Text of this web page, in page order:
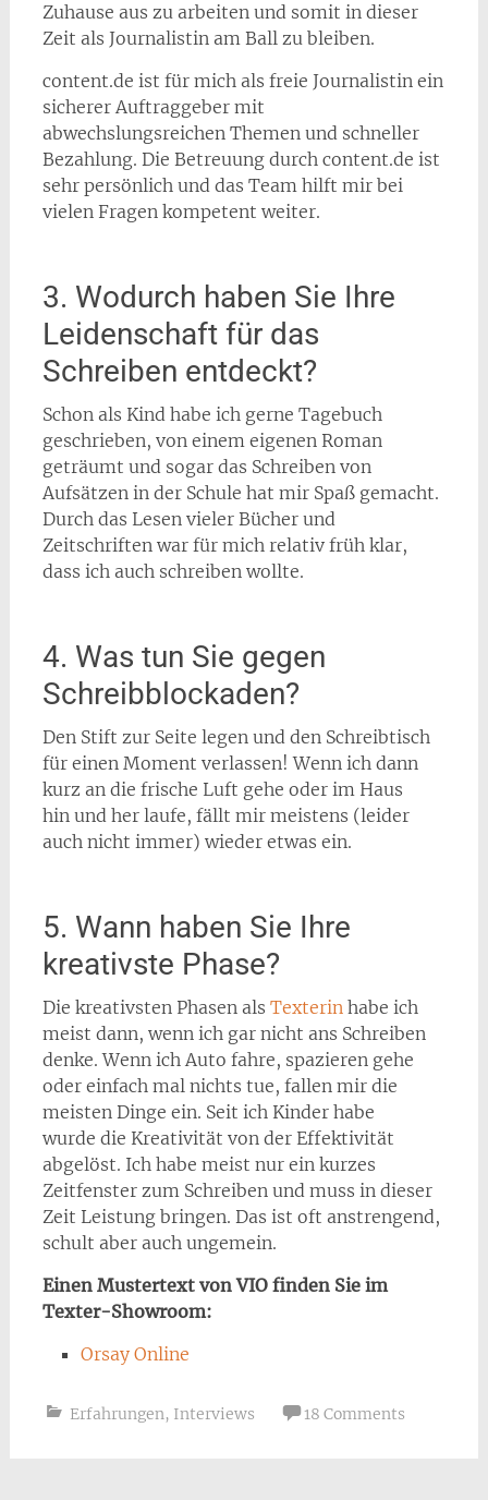
Zuhause aus zu arbeiten und somit in dieser
Zeit als Journalistin am Ball zu bleiben.
content.de ist für mich als freie Journalistin ein
sicherer Auftraggeber mit
abwechslungsreichen Themen und schneller
Bezahlung. Die Betreuung durch content.de ist
sehr persönlich und das Team hilft mir bei
vielen Fragen kompetent weiter.
3. Wodurch haben Sie Ihre
Leidenschaft für das
Schreiben entdeckt?
Schon als Kind habe ich gerne Tagebuch
geschrieben, von einem eigenen Roman
geträumt und sogar das Schreiben von
Aufsätzen in der Schule hat mir Spaß gemacht.
Durch das Lesen vieler Bücher und
Zeitschriften war für mich relativ früh klar,
dass ich auch schreiben wollte.
4. Was tun Sie gegen
Schreibblockaden?
Den Stift zur Seite legen und den Schreibtisch
für einen Moment verlassen! Wenn ich dann
kurz an die frische Luft gehe oder im Haus
hin und her laufe, fällt mir meistens (leider
auch nicht immer) wieder etwas ein.
5. Wann haben Sie Ihre
kreativste Phase?
Die kreativsten Phasen als Texterinhabe ich
meist dann, wenn ich gar nicht ans Schreiben
denke. Wenn ich Auto fahre, spazieren gehe
oder einfach mal nichts tue, fallen mir die
meisten Dinge ein. Seit ich Kinder habe
wurde die Kreativität von der Effektivität
abgelöst. Ich habe meist nur ein kurzes
Zeitfenster zum Schreiben und muss in dieser
Zeit Leistung bringen. Das ist oft anstrengend,
schult aber auch ungemein.
Einen Mustertext von VIO finden Sie im
Texter-Showroom:
Orsay Online
Erfahrungen, Interviews 18 Comments